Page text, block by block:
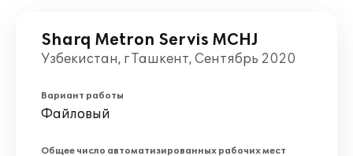
Sharq Metron Servis MCHJ
Узбекистан, г Ташкент, Сентябрь 2020
Вариант работы
Файловый
Общее число автоматизированных рабочих мест